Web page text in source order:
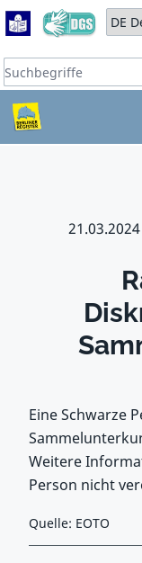
Zum Hauptbereich
Zum Hauptmenü
Sprache auswählen:
Suchbegriffe:
21.03.2024
Eine Schwarze
Weitere
Person nicht
Quelle: EOTO